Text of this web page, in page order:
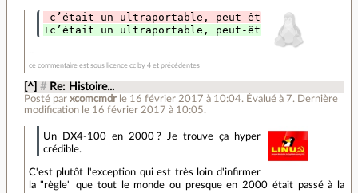
-c’était un ultraportable, peut-être un 240
+c’était un ultraportable, peut-être un 570
ce commentaire est sous licence cc by 4 et précédentes
[^] # Re: Histoire...
Posté par xcomcmdr le 16 février 2017 à 10:04.Évalué à 7.Dernière
modification le 16 février 2017 à 10:05.
Un DX4-100 en 2000 ? Je trouve ça hyper
crédible.
C'est plutôt l'exception qui est très loin d'infirmer
la "règle" que tout le monde ou presque en 2000 était passé à la